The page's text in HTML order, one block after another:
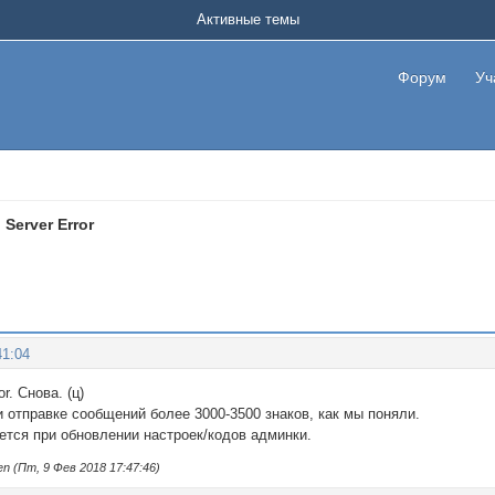
Форум
Активные темы
Error
Снова. (ц)
отправке сообщений более 3000-3500 знаков, как мы поняли.
при обновлении настроек/кодов админки.
(Пт, 9 Фев 2018 17:47:46)